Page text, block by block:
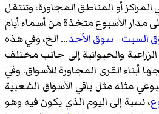
أو المناطق المجاورة، وتنتقل
مدار الأسبوع متخذة من أسماء أيام
السبت -سوق الأحد... الخ، وفي هذه
والحيوانية إلى جانب مختلف
أبناء القرى المجاورة للأسواق. وفي
مثله مثل باقي الأسواق الشعبية
، نسبة إلى اليوم الذي يكون فيه وهو